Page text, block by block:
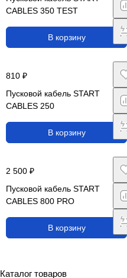
CABLES 350 TEST
В корзину
810 ₽
Пусковой кабель START
CABLES 250
В корзину
2 500 ₽
Пусковой кабель START
CABLES 800 PRO
В корзину
Каталог товаров